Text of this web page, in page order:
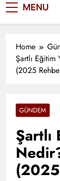
MENU
Home
Şartlı Eğitim
(2025
GÜNDEM
Şartlı